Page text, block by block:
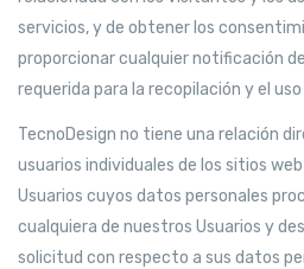
servicios, y de obtener los
proporcionar cualquier notificación
requerida para la recopilación y el
TecnoDesign no tiene una relación
usuarios individuales de los sitios
Usuarios cuyos datos personales
cualquiera de nuestros Usuarios y
solicitud con respecto a sus datos